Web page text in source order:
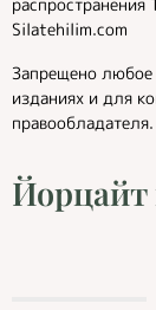
Silatehilim.com
Запрещено любое
изданиях и для
правообладателя.